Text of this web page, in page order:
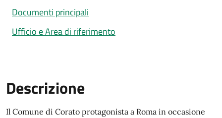
Documenti principali
Ufficio e Area di riferimento
Descrizione
Descrizione
Il Comune di Corato protagonista a Roma in occasione